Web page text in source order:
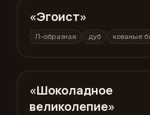
П-образная
«Эгоист»
П-образная дуб кованые
П-образная
«Шоколадное
великолепие»